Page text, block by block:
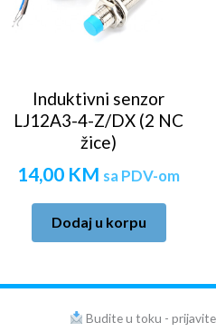
Induktivni senzor
LJ12A3-4-Z/DX (2 NC
žice)
14,00 KM sa PDV-om
Dodaj u korpu
Budite u toku -